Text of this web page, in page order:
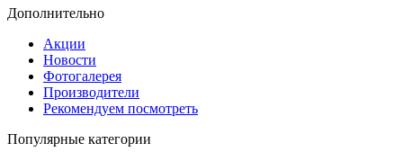
Дополнительно
Акции
Новости
Фотогалерея
Производители
Рекомендуем посмотреть
Популярные категории